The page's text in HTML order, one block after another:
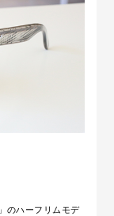
のハーフリムモデ